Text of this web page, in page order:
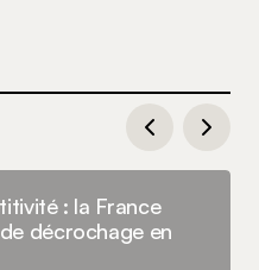
: la France
décrochage en